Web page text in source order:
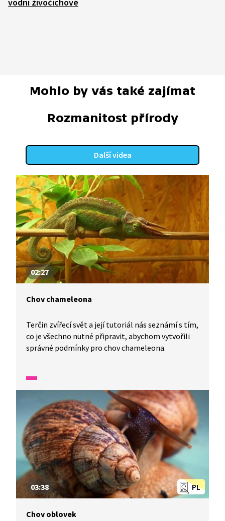
Mohlo by vás také zajímat
Rozmanitost přírody
Další videa
02:27
Chov chameleona
Terčin zvířecí svět a její tutoriál nás seznámí s tím,
co je všechno nutné připravit, abychom vytvořili
správné podmínky pro chov chameleona.
PL
03:38
Chov oblovek